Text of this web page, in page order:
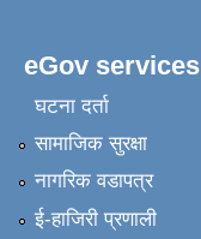
eGov services
घटना दर्ता
सामाजिक सुरक्षा
नागरिक वडापत्र
ई-हाजिरी प्रणाली